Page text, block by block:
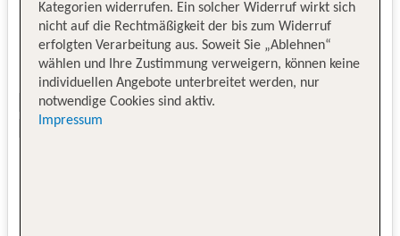
Kategorien widerrufen. Ein solcher Widerruf wirkt sich
nicht auf die Rechtmäßigkeit der bis zum Widerruf
erfolgten Verarbeitung aus. Soweit Sie „Ablehnen“
wählen und Ihre Zustimmung verweigern, können keine
individuellen Angebote unterbreitet werden, nur
notwendige Cookies sind aktiv.
Impressum